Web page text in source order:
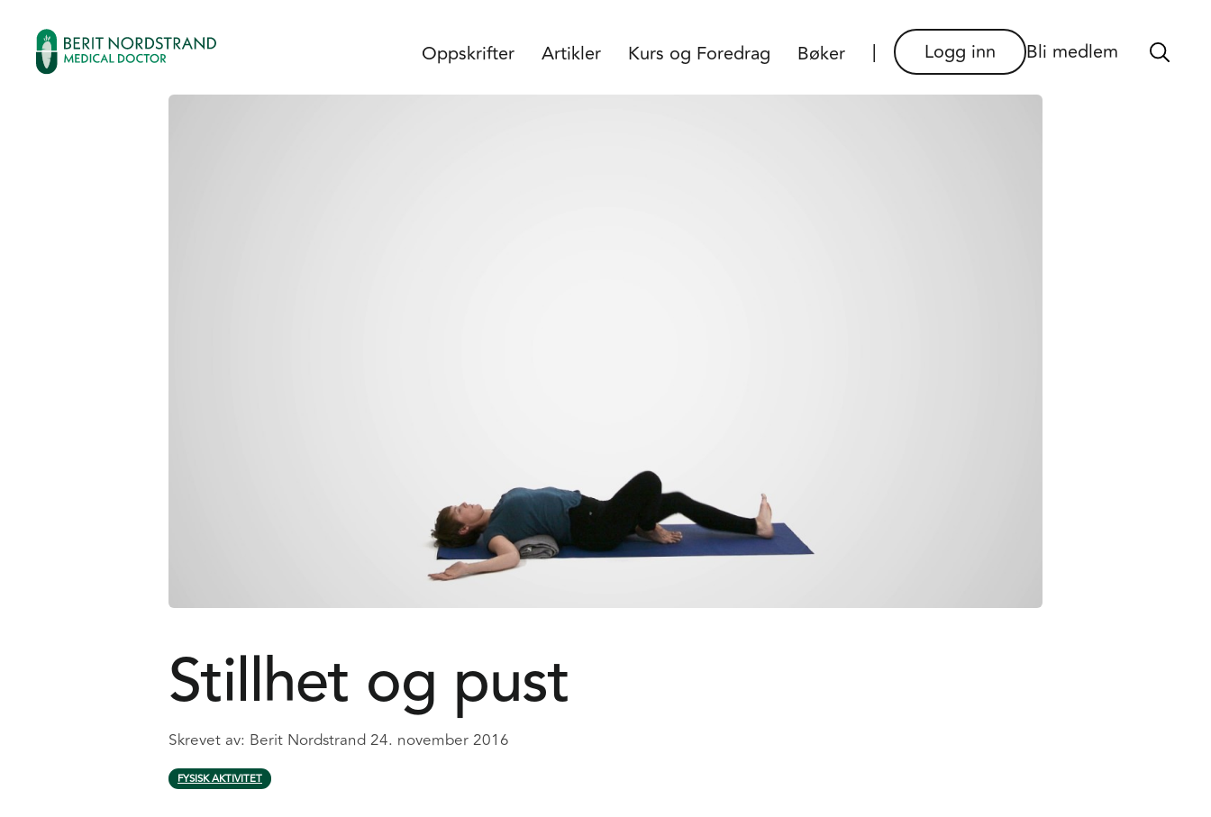
Oppskrifter Artikler Kurs og Foredrag Bøker Logg inn Bli medlem ×
Stillhet og pust
Skrevet av: Berit Nordstrand24. november 2016
FYSISK AKTIVITET